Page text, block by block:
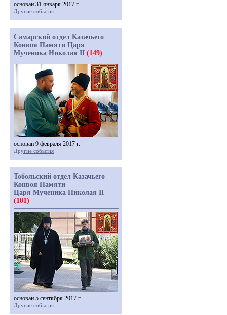
основан 31 января 2017 г.
Другие события
Самарский отдел Казачьего
Конвоя Памяти Царя
Мученика Николая II (149)
основан 9 февраля 2017 г.
Другие события
Тобольский отдел Казачьего
Конвоя Памяти
Царя Мученика Николая II
(101)
основан 5 сентября 2017 г.
Другие события